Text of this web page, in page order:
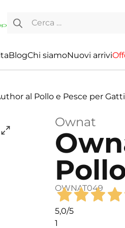
Ricerca per:
BlogChi siamoNuovi arriviOff
al Pollo e Pesce per Gatti
Ownat
OWNAT049
5,0/5
1